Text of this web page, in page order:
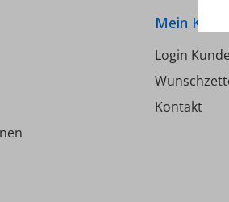
•
Mein Konto
Login
Kontakt